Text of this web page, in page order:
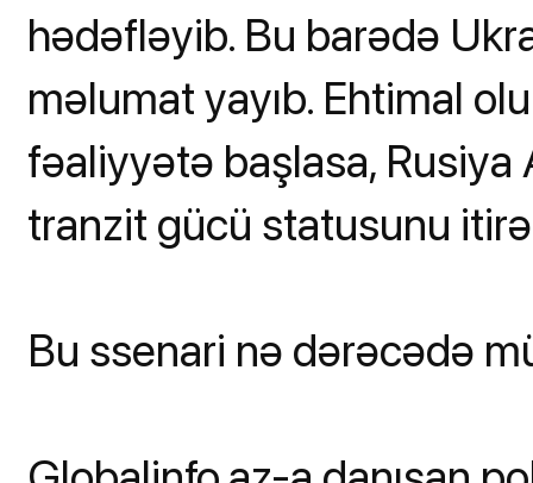
hədəfləyib. Bu barədə
məlumat yayıb. Ehtimal
fəaliyyətə başlasa, Rusiya
tranzit gücü statusunu
Bu ssenari nə dərəcədə